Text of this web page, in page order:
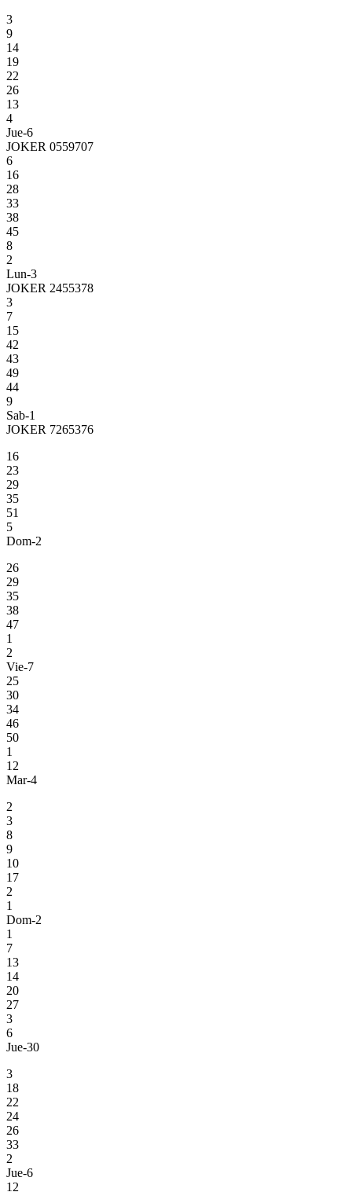
3
9
14
19
22
26
13
4
Jue-6
JOKER 0559707
6
16
28
33
38
45
8
2
Lun-3
JOKER 2455378
3
7
15
42
43
49
44
9
Sab-1
JOKER 7265376
16
23
29
35
51
5
Dom-2
26
29
35
38
47
1
2
Vie-7
25
30
34
46
50
1
12
Mar-4
2
3
8
9
10
17
2
1
Dom-2
1
7
13
14
20
27
3
6
Jue-30
3
18
22
24
26
33
2
Jue-6
12